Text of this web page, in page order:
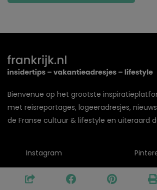
Bienvenue op het grootste
met reisreportages, logeeradresjes,
de Franse cultuur & lifestyle en uiteraard
Instagram
Facebook